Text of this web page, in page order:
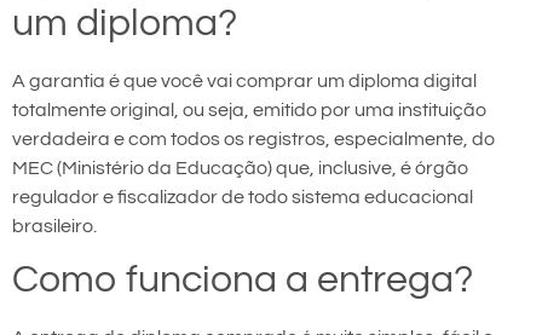
um diploma?
A garantia é que você vai comprar um diploma digital
totalmente original, ou seja, emitido por uma instituição
verdadeira e com todos os registros, especialmente, do
MEC (Ministério da Educação) que, inclusive, é órgão
regulador e fiscalizador de todo sistema educacional
brasileiro.
Como funciona a entrega?